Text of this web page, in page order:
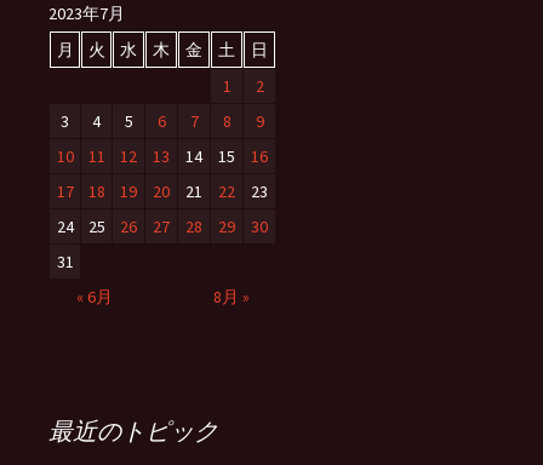
2023年7月
月
火 水 木 金 土
日
1
2
3
4 5 6 7 8
9
10
11 12 13 14 15
16
17
18 19 20 21 22
23
24
25 26 27 28 29
30
31
« 6月
8月 »
最近のトピック